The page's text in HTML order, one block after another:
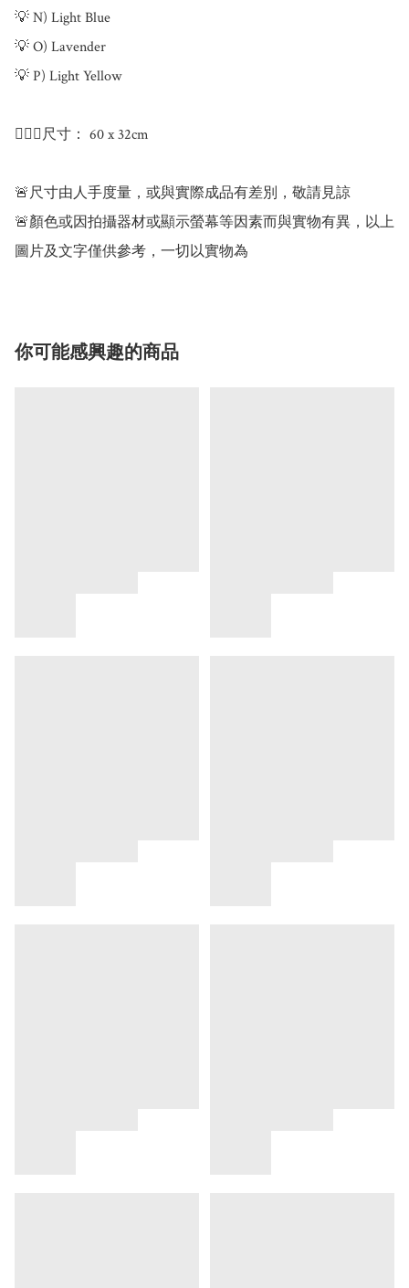
💡 N) Light Blue
💡 O) Lavender
💡 P) Light Yellow
💁🏻‍♂️尺寸： 60 x 32cm
🚨尺寸由人手度量，或與實際成品有差別，敬請見諒
🚨顏色或因拍攝器材或顯示螢幕等因素而與實物有異，以上
圖片及文字僅供參考，一切以實物為
你可能感興趣的商品